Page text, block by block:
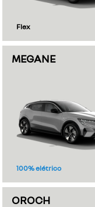
Flex
MEGANE
100% elétrico
OROCH